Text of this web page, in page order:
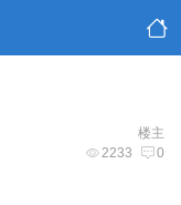
楼主
2233 0